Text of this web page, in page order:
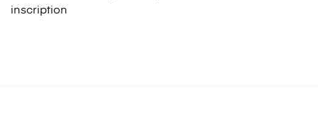
inscription